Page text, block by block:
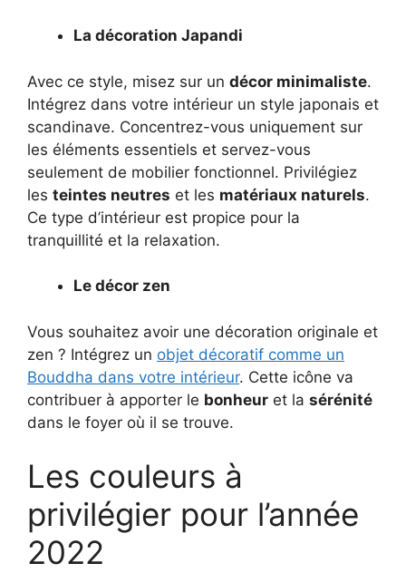
La décoration Japandi
Avec ce style, misez sur un décor minimaliste.
Intégrez dans votre intérieur un style japonais et
scandinave. Concentrez-vous uniquement sur
les éléments essentiels et servez-vous
seulement de mobilier fonctionnel. Privilégiez
les teintes neutres et les matériaux naturels.
Ce type d’intérieur est propice pour la
tranquillité et la relaxation.
Le décor zen
Vous souhaitez avoir une décoration originale et
zen ? Intégrez un objet décoratif comme un
Bouddha dans votre intérieur. Cette icône va
contribuer à apporter le bonheur et la sérénité
dans le foyer où il se trouve.
Les couleurs à
privilégier pour l’année
2022